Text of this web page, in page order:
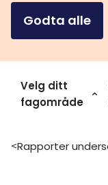
Godta alle
Velg ditt
fagområde
>